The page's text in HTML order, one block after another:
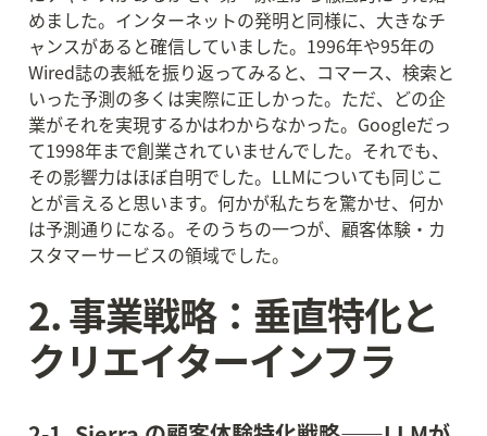
めました。インターネットの発明と同様に、大きなチ
ャンスがあると確信していました。1996年や95年の
Wired誌の表紙を振り返ってみると、コマース、検索と
いった予測の多くは実際に正しかった。ただ、どの企
業がそれを実現するかはわからなかった。Googleだっ
て1998年まで創業されていませんでした。それでも、
その影響力はほぼ自明でした。LLMについても同じこ
とが言えると思います。何かが私たちを驚かせ、何か
は予測通りになる。そのうちの一つが、顧客体験・カ
スタマーサービスの領域でした。
2. 事業戦略：垂直特化と
クリエイターインフラ